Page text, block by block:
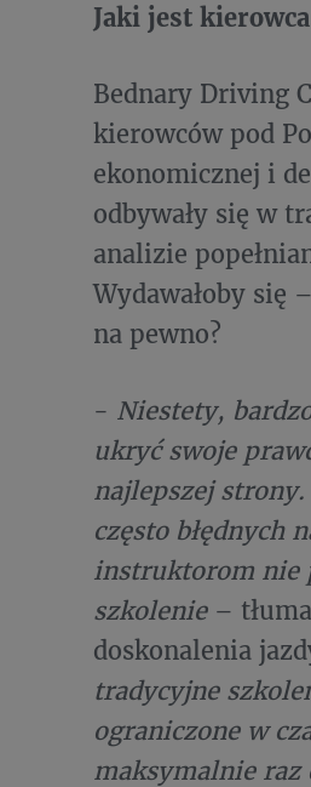
​Jaki jest
Bednary Driving
kierowców pod
ekonomicznej i
odbywały się w
analizie
Wydawałoby się
na pewno?
- Niestety,
ukryć swoje
najlepszej
często błędnych
instruktorom nie
szkolenie–
doskonalenia
tradycyjne
ograniczone w
maksymalnie raz